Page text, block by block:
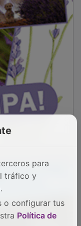
para
tráfico y
o configurar tus
Política de